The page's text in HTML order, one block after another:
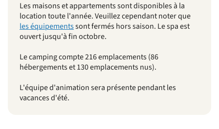
Les maisons et appartements sont disponibles à la
location toute l'année. Veuillez cependant noter que
les équipementssont fermés hors saison. Le spa est
ouvert jusqu'à fin octobre.
Le camping compte 216 emplacements (86
hébergements et 130 emplacements nus).
L'équipe d'animation sera présente pendant les
vacances d'été.